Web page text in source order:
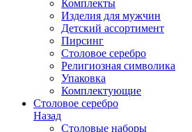
Комплекты
Изделия для мужчин
Детский ассортимент
Пирсинг
Столовое серебро
Религиозная символика
Упаковка
Комплектующие
Столовое серебро
Назад
Столовые наборы